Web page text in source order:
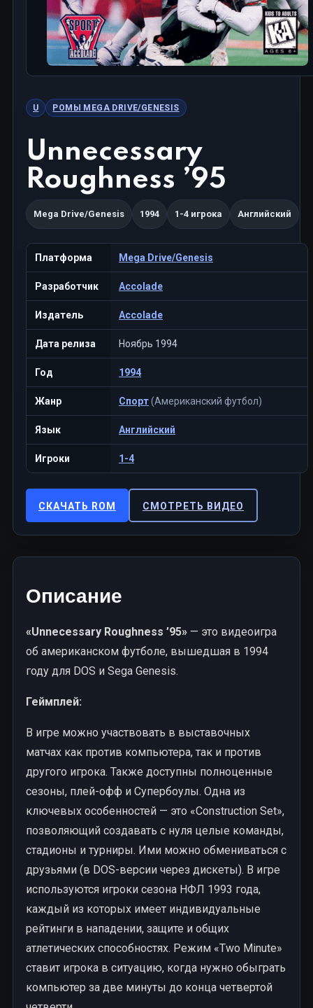
U РОМЫ MEGA DRIVE/GENESIS
Unnecessary
Roughness ’95
Mega Drive/Genesis 1994 1-4 игрока Английский
Платформа Mega Drive/Genesis
Разработчик Accolade
Издатель Accolade
Дата релиза Ноябрь 1994
Год 1994
Жанр Спорт(Американский футбол)
Язык Английский
Игроки 1-4
СКАЧАТЬ ROM СМОТРЕТЬ ВИДЕО
Описание
«Unnecessary Roughness ’95» — это видеоигра
об американском футболе, вышедшая в 1994
году для DOS и Sega Genesis.
Геймплей:
В игре можно участвовать в выставочных
матчах как против компьютера, так и против
другого игрока. Также доступны полноценные
сезоны, плей-офф и Супербоулы. Одна из
ключевых особенностей — это «Construction Set»,
позволяющий создавать с нуля целые команды,
стадионы и турниры. Ими можно обмениваться с
друзьями (в DOS-версии через дискеты). В игре
используются игроки сезона НФЛ 1993 года,
каждый из которых имеет индивидуальные
рейтинги в нападении, защите и общих
атлетических способностях. Режим «Two Minute»
ставит игрока в ситуацию, когда нужно обыграть
компьютер за две минуты до конца четвертой